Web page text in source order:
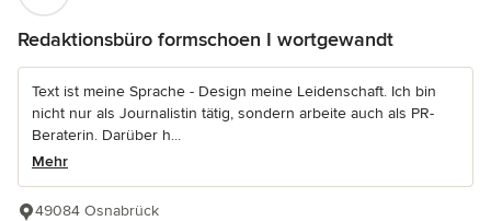
Redaktionsbüro formschoen I wortgewandt
Text ist meine Sprache - Design meine Leidenschaft. Ich bin
nicht nur als Journalistin tätig, sondern arbeite auch als PR-
Beraterin. Darüber h...
Mehr
49084 Osnabrück